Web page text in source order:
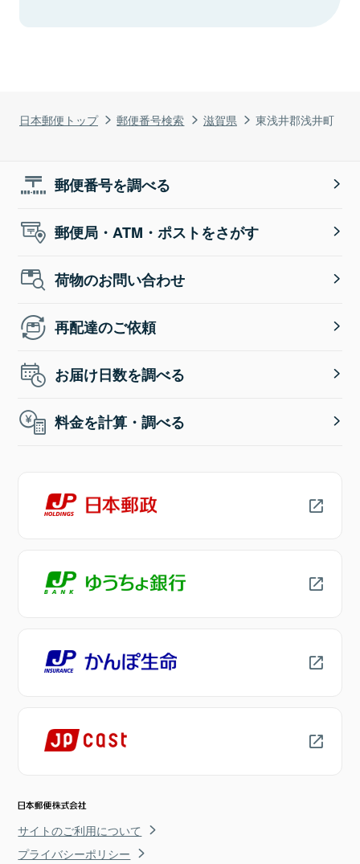
日本郵便トップ 郵便番号検索 滋賀県 東浅井郡浅井町
郵便番号を調べる
郵便局・ATM・ポストをさがす
荷物のお問い合わせ
再配達のご依頼
お届け日数を調べる
料金を計算・調べる
サイトのご利用について
プライバシーポリシー